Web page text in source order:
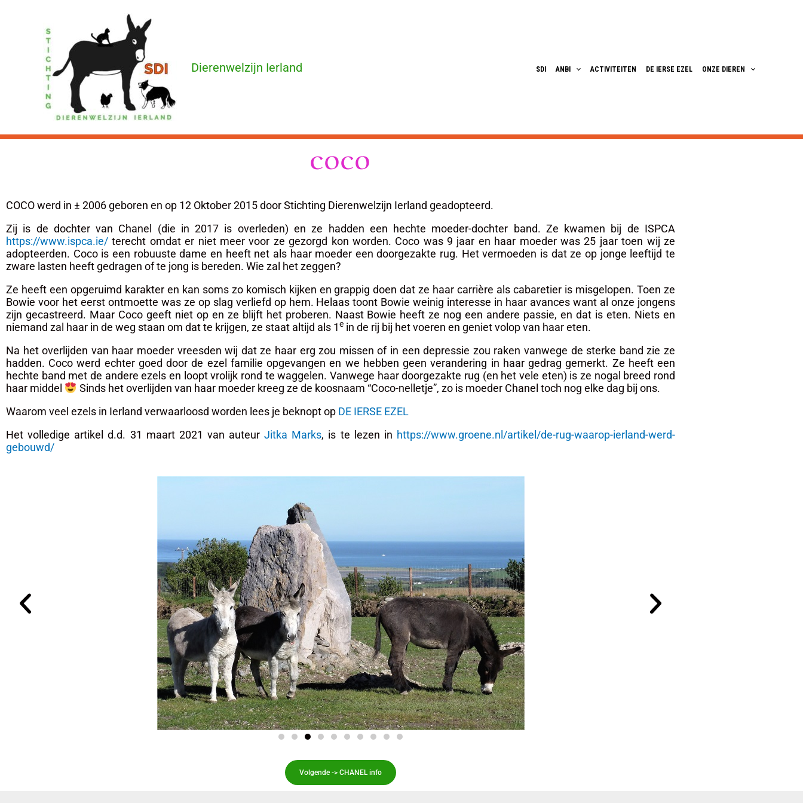
Dierenwelzijn Ierland SDI ANBI ACTIVITEITEN DE IERSE EZEL ONZE DIEREN
COCO
COCO werd in ± 2006 geboren en op 12 Oktober 2015 door Stichting Dierenwelzijn Ierland geadopteerd.
Zij is de dochter van Chanel (die in 2017 is overleden) en ze hadden een hechte moeder-dochter band. Ze kwamen bij de ISPCA
https://www.ispca.ie/ terecht omdat er niet meer voor ze gezorgd kon worden. Coco was 9 jaar en haar moeder was 25 jaar toen wij ze
adopteerden. Coco is een robuuste dame en heeft net als haar moeder een doorgezakte rug. Het vermoeden is dat ze op jonge leeftijd te
zware lasten heeft gedragen of te jong is bereden. Wie zal het zeggen?
Ze heeft een opgeruimd karakter en kan soms zo komisch kijken en grappig doen dat ze haar carrière als cabaretier is misgelopen. Toen ze
Bowie voor het eerst ontmoette was ze op slag verliefd op hem. Helaas toont Bowie weinig interesse in haar avances want al onze jongens
zijn gecastreerd. Maar Coco geeft niet op en ze blijft het proberen. Naast Bowie heeft ze nog een andere passie, en dat is eten. Niets en
niemand zal haar in de weg staan om dat te krijgen, ze staat altijd als 1e in de rij bij het voeren en geniet volop van haar eten.
Na het overlijden van haar moeder vreesden wij dat ze haar erg zou missen of in een depressie zou raken vanwege de sterke band zie ze
hadden. Coco werd echter goed door de ezel familie opgevangen en we hebben geen verandering in haar gedrag gemerkt. Ze heeft een
hechte band met de andere ezels en loopt vrolijk rond te waggelen. Vanwege haar doorgezakte rug (en het vele eten) is ze nogal breed rond
haar middel
Sinds het overlijden van haar moeder kreeg ze de koosnaam “Coco-nelletje”, zo is moeder Chanel toch nog elke dag bij ons.
Waarom veel ezels in Ierland verwaarloosd worden lees je beknopt op DE IERSE EZEL
Het volledige artikel d.d. 31 maart 2021 van auteurJitka Marks, is te lezen in https://www.groene.nl/artikel/de-rug-waarop-ierland-werd-
gebouwd/
Volgende -> CHANEL info